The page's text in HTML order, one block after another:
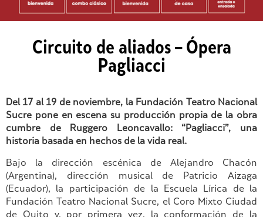
Circuito de aliados – Ópera
Pagliacci
Del 17 al 19 de noviembre, la Fundación Teatro Nacional
Sucre pone en escena su producción propia de la obra
cumbre de Ruggero Leoncavallo: “Pagliacci”, una
historia basada en hechos de la vida real.
Bajo la dirección escénica de Alejandro Chacón
(Argentina), dirección musical de Patricio Aizaga
(Ecuador), la participación de la Escuela Lírica de la
Fundación Teatro Nacional Sucre, el Coro Mixto Ciudad